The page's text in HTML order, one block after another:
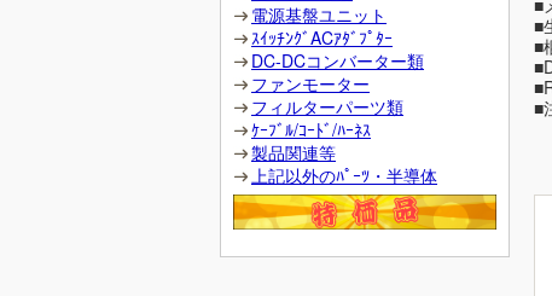
電源基盤ユニット
ｽｲｯﾁﾝｸﾞACｱﾀﾞﾌﾟﾀｰ
DC-DCコンバーター類
ファンモーター
フィルターパーツ類
ｹｰﾌﾞﾙ/ｺｰﾄﾞ/ﾊｰﾈｽ
製品関連等
上記以外のﾊﾟｰﾂ・半導体
■
■
■
■